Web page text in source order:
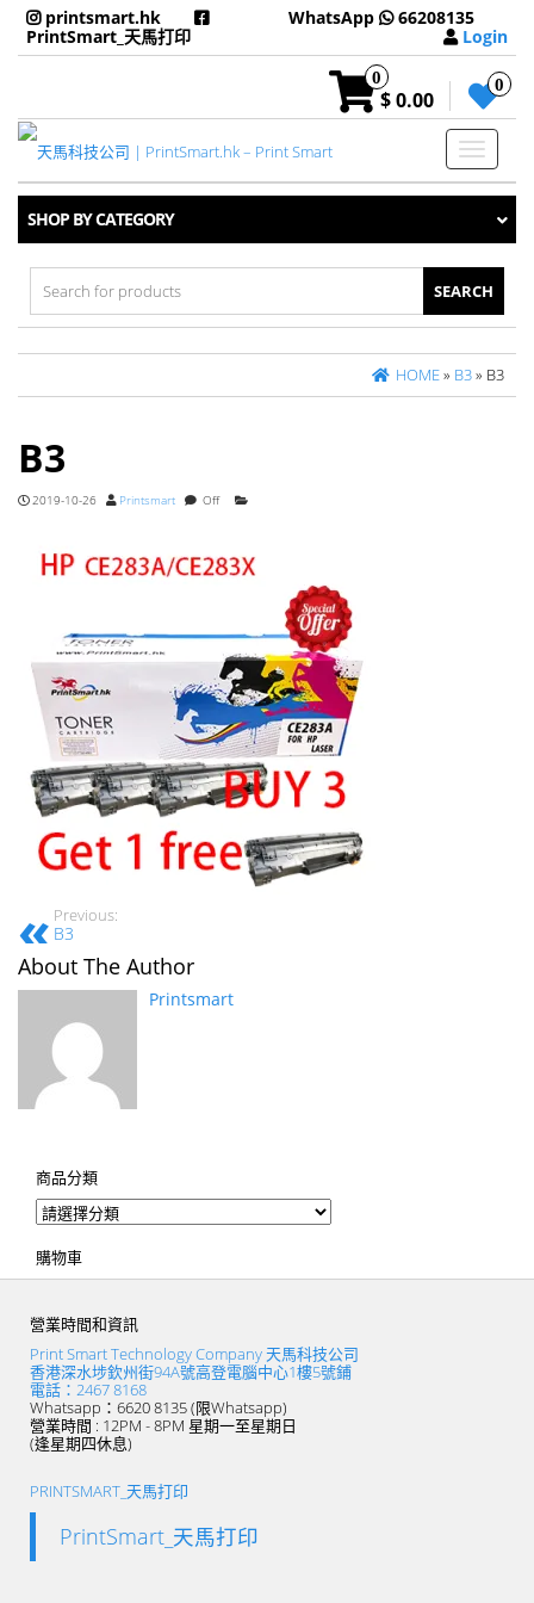
printsmart.hk
PrintSmart_天馬打印
WhatsApp
66208135
Login
0
$ 0.00
0
Toggle
SHOP BY CATEGORY
Search
for:
HOME» B3» B3
B3
2019-10-26 Printsmart Off
Previous:
B3
About The Author
Printsmart
商品分類
購物車
營業時間和資訊
Print Smart Technology Company 天馬科技公司
香港深水埗欽州街94A號高登電腦中心1樓5號鋪
電話：2467 8168
Whatsapp：6620 8135 (限Whatsapp)
營業時間 : 12PM - 8PM 星期一至星期日
(逢星期四休息)
PRINTSMART_天馬打印
PrintSmart_天馬打印